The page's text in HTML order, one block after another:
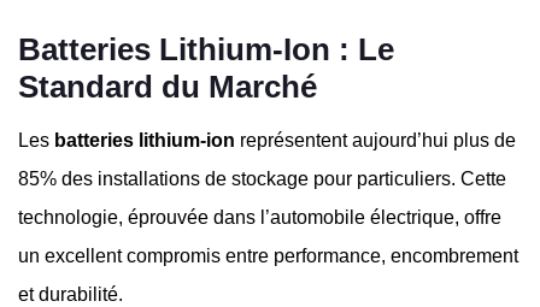
Batteries Lithium-Ion : Le
Standard du Marché
Les batteries lithium-ion représentent aujourd’hui plus de
85% des installations de stockage pour particuliers. Cette
technologie, éprouvée dans l’automobile électrique, offre
un excellent compromis entre performance, encombrement
et durabilité.